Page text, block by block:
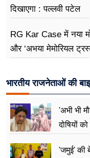
दिखाएगा : पल्लवी पटेल
RG Kar Case में नया
और ‘अभया मेमोरियल
भारतीय राजनेताओं की
'अभी भी
दोषियों
'जमुई' की